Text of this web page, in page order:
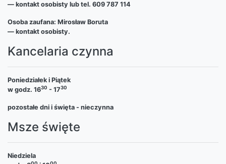
— kontakt osobisty lub tel. 609 787 114
Osoba zaufana: Mirosław Boruta
— kontakt osobisty.
Kancelaria czynna
Poniedziałek i Piątek
w godz. 1630 - 1730
pozostałe dni i święta - nieczynna
Msze święte
Niedziela